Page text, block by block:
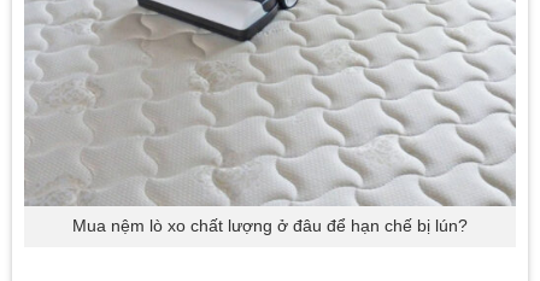
Mua nệm lò xo chất lượng ở đâu để hạn chế bị lún?